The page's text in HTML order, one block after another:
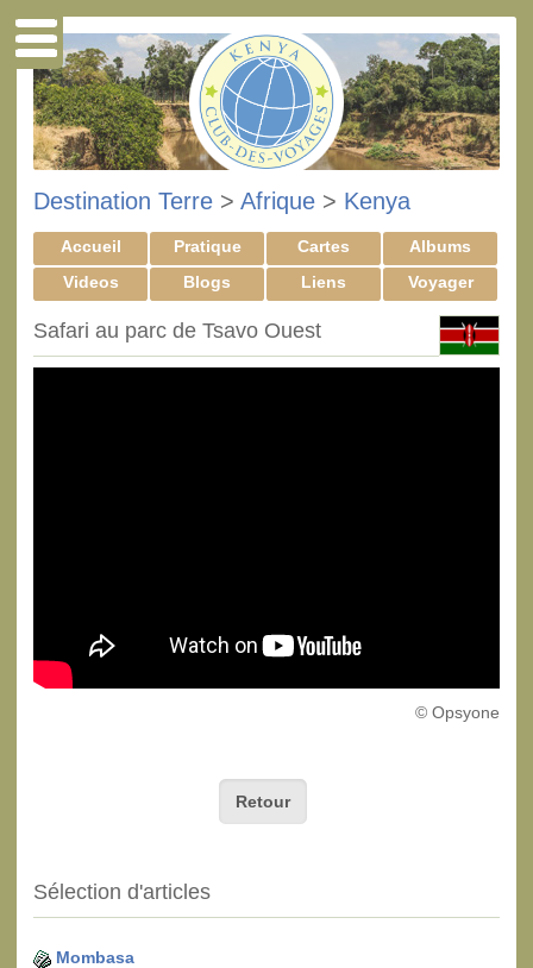
Destination Terre > Afrique > Kenya
Accueil Pratique Cartes
Albums
Videos
Blogs Liens Voyager
Safari au parc de Tsavo Ouest
© Opsyone
Retour
Sélection d'articles
Mombasa